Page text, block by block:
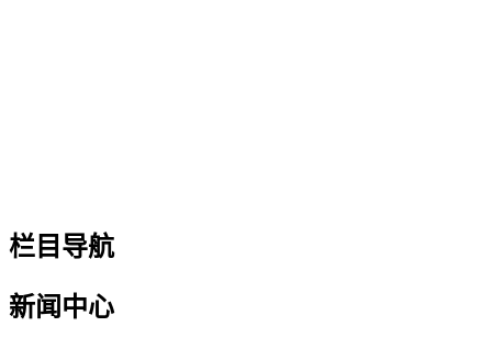
栏目导航
新闻中心